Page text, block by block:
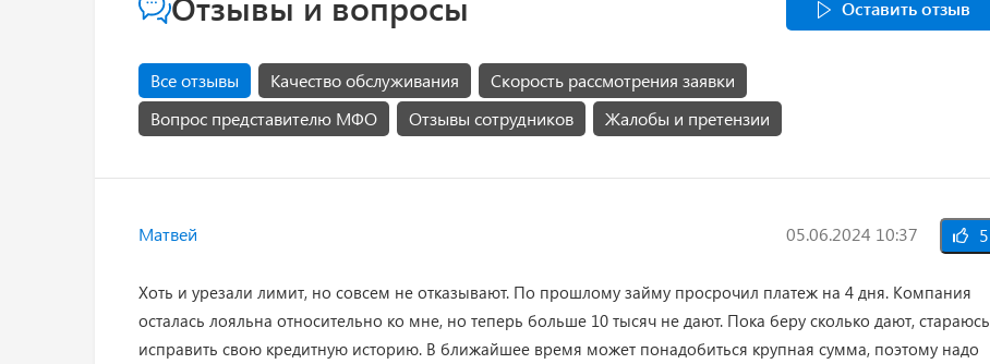
Оставить отзыв
Все отзывы Качество обслуживания
Скорость рассмотрения заявки
Вопрос представителю МФО
Отзывы сотрудников Жалобы и претензии
Матвей 05.06.2024 10:37 5
Хоть и урезали лимит, но совсем не отказывают. По прошлому займу просрочил платеж на 4 дня. Компания
осталась лояльна относительно ко мне, но теперь больше 10 тысяч не дают. Пока беру сколько дают, стараюсь
исправить свою кредитную историю. В ближайшее время может понадобиться крупная сумма, поэтому надо